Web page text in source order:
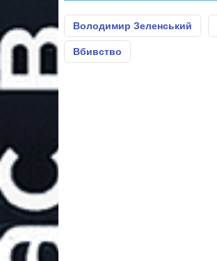
Володимир Зеленський
Вбивство